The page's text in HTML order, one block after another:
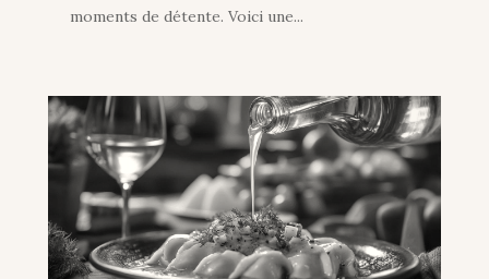
moments de détente. Voici une...